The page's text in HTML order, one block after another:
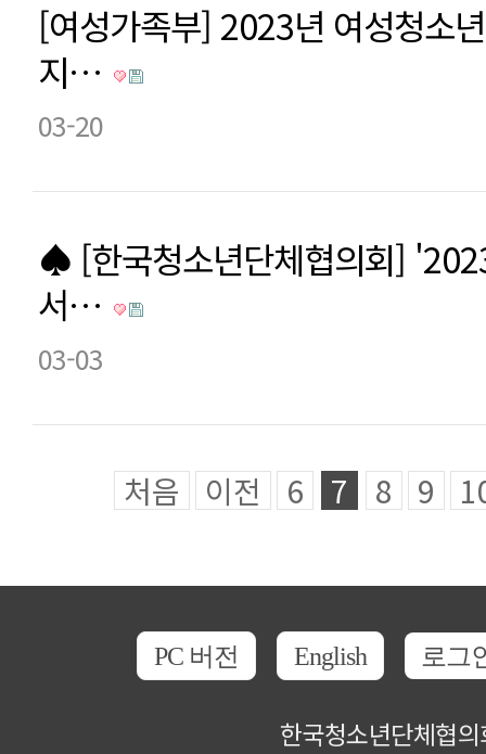
[여성가족부] 2023년 여성청소
지…
03-20
♠ [한국청소년단체협의회]
서…
03-03
처음 이전 6 7 8 9
PC 버전 English 로그
한국청소년단체협